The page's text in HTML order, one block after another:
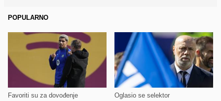
POPULARNO
Favoriti su za dovođenje Oglasio se selektor